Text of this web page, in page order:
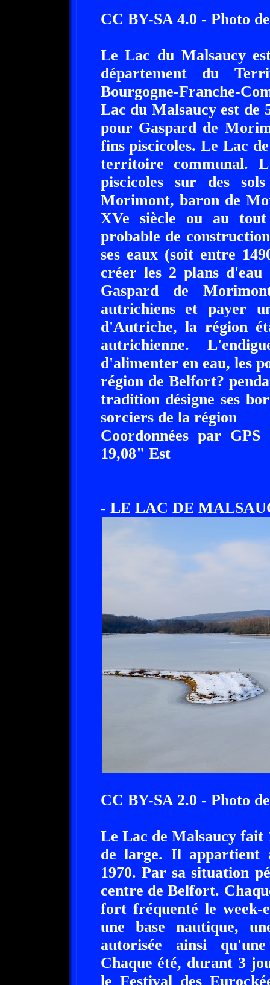
CC BY-SA 4.0 - Photo
Le Lac du Malsaucy
département du
Bourgogne-Franche-
Lac du Malsaucy est de
pour Gaspard de
fins piscicoles. Le Lac
territoire communal.
piscicoles sur des
Morimont, baron de
XVe siècle ou au
probable de
ses eaux (soit entre
créer les 2 plans
Gaspard de
autrichiens et payer
d'Autriche, la région
autrichienne.
d'alimenter en eau, les
région de Belfort?
tradition désigne ses
sorciers de la région
Coordonnées par
19,08" Est
- LE LAC DE
CC BY-SA 2.0 - Photo
Le Lac de Malsaucy fait
de large. Il appartient
1970. Par sa situation
centre de Belfort.
fort fréquenté le
une base nautique,
autorisée ainsi
Chaque été, durant 3
le Festival des